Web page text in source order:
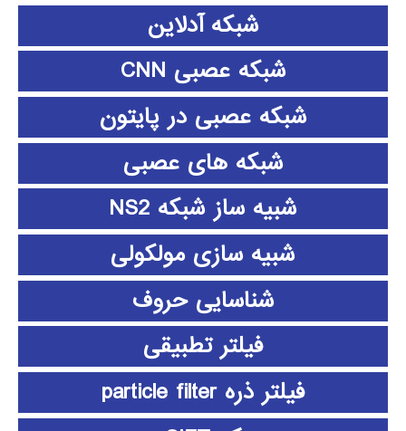
شبکه آدلاین
شبکه عصبی CNN
شبکه عصبی در پایتون
شبکه های عصبی
شبیه ساز شبکه NS2
شبیه سازی مولکولی
شناسایی حروف
فیلتر تطبیقی
فیلتر ذره particle filter